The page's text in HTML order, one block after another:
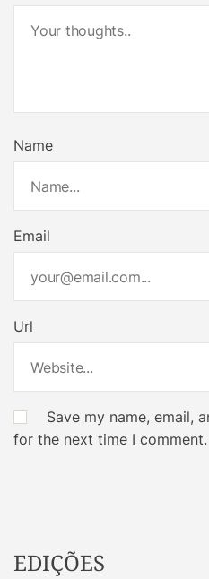
Name
Email
Url
Save my name, email,
for the next time I comment.
EDIÇÕES